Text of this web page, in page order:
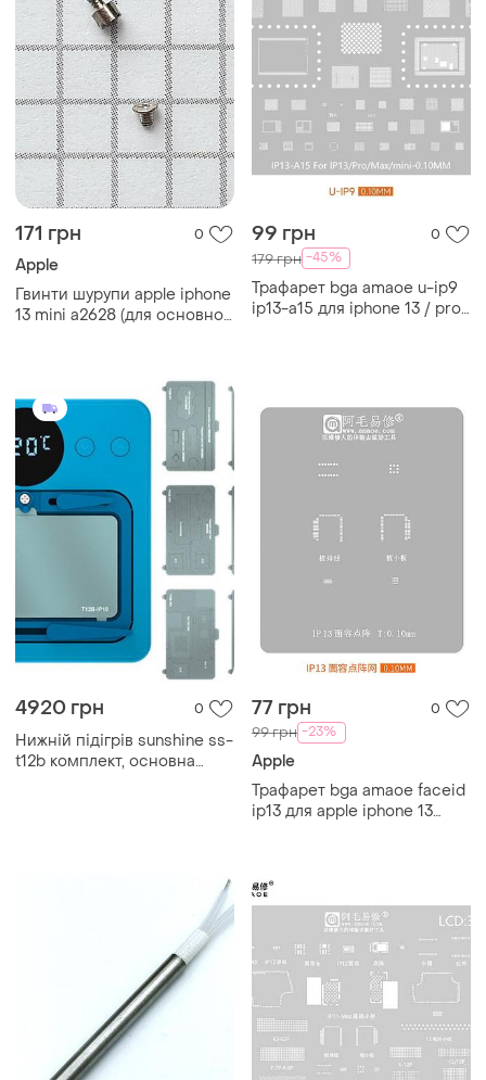
171 грн 0
Apple
Гвинти шурупи apple iphone
13 mini a2628 (для основної
99 грн 0
179 грн -45%
Трафарет bga amaoe u-ip9
ip13-a15 для iphone 13 / pro
4920 грн 0
Нижній підігрів sunshine ss-
t12b комплект, основна
77 грн 0
99 грн -23%
Apple
Трафарет bga amaoe faceid
ip13 для apple iphone 13